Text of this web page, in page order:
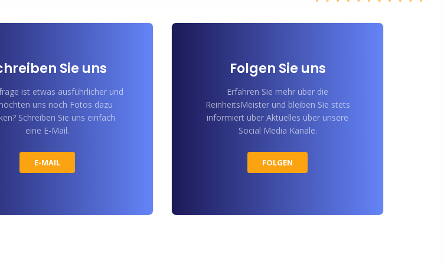
Sie uns
ist etwas ausführlicher und
uns noch Fotos dazu
Schreiben Sie uns einfach
eine E-Mail.
E-MAIL
Folgen Sie uns
Erfahren Sie mehr über die
ReinheitsMeister und bleiben Sie stets
informiert über Aktuelles über unsere
Social Media Kanäle.
FOLGEN